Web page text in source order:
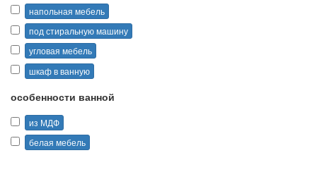
напольная мебель
под стиральную машину
угловая мебель
шкаф в ванную
особенности ванной
из МДФ
белая мебель